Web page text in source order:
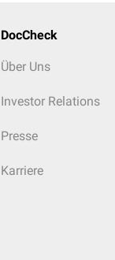
DocCheck
Über Uns
Investor Relations
Presse
Karriere